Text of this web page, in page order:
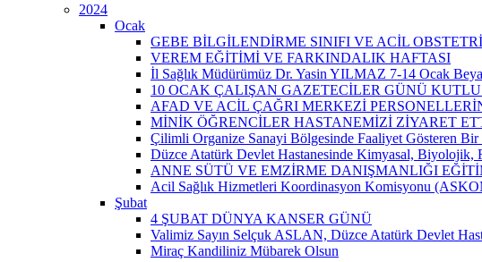
2024
Ocak
GEBE BİLGİLENDİRME SINIFI VE ACİL
VEREM EĞİTİMİ VE FARKINDALIK HAFTASI
İl Sağlık Müdürümüz Dr. Yasin YILMAZ 7-14 Ocak
10 OCAK ÇALIŞAN GAZETECİLER GÜNÜ
AFAD VE ACİL ÇAĞRI MERKEZİ
MİNİK ÖĞRENCİLER HASTANEMİZİ ZİYARET
Çilimli Organize Sanayi Bölgesinde Faaliyet Gösteren Bir
Düzce Atatürk Devlet Hastanesinde Kimyasal,
ANNE SÜTÜ VE EMZİRME DANIŞMANLIĞI
Acil Sağlık Hizmetleri Koordinasyon Komisyonu
Şubat
4 ŞUBAT DÜNYA KANSER GÜNÜ
Valimiz Sayın Selçuk ASLAN, Düzce Atatürk Devlet
Miraç Kandiliniz Mübarek Olsun